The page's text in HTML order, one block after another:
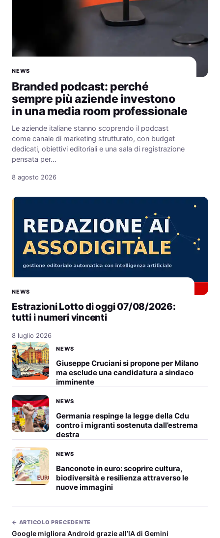
NEWS
Branded podcast: perché
sempre più aziende investono
in una media room professionale
Le aziende italiane stanno scoprendo il podcast
come canale di marketing strutturato, con budget
dedicati, obiettivi editoriali e una sala di registrazione
pensata per…
8 agosto 2026
NEWS
Estrazioni Lotto di oggi 07/08/2026:
tutti i numeri vincenti
8 luglio 2026
NEWS
Giuseppe Cruciani si propone per Milano
ma esclude una candidatura a sindaco
imminente
NEWS
Germania respinge la legge della Cdu
contro i migranti sostenuta dall’estrema
destra
NEWS
Banconote in euro: scoprire cultura,
biodiversità e resilienza attraverso le
nuove immagini
← ARTICOLO PRECEDENTE
Google migliora Android grazie all’IA di Gemini